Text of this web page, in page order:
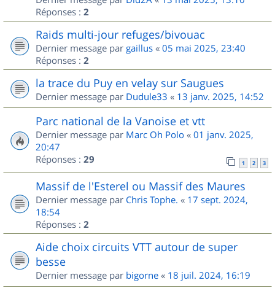
Réponses : 2
Raids multi-jour refuges/bivouac
Dernier message par gaillus « 05 mai 2025, 23:40
Réponses : 2
la trace du Puy en velay sur Saugues
Dernier message par Dudule33 « 13 janv. 2025, 14:52
Parc national de la Vanoise et vtt
Dernier message par Marc Oh Polo « 01 janv. 2025,
20:47
Réponses : 29 1 2 3
Massif de l'Esterel ou Massif des Maures
Dernier message par Chris Tophe. « 17 sept. 2024,
18:54
Réponses : 2
Aide choix circuits VTT autour de super
besse
Dernier message par bigorne « 18 juil. 2024, 16:19